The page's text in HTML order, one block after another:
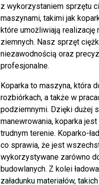
z wykorzystaniem sprzętu
maszynami, takimi jak
które umożliwiają realizację
ziemnych. Nasz sprzęt
niezawodnością oraz
profesjonalne.
Koparka to maszyna, która
rozbiórkach, a także w
podziemnymi. Dzięki dużej
manewrowania, koparka
trudnym terenie. Koparko-
co sprawia, że jest
wykorzystywane zarówno
budowlanych. Z kolei
załadunku materiałów,